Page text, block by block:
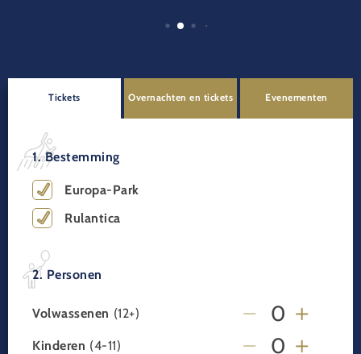
Tickets Overnachten en tickets Evenementen
1. Bestemming
Europa-Park
Rulantica
2. Personen
Volwassenen (12+)
Kinderen (4-11)